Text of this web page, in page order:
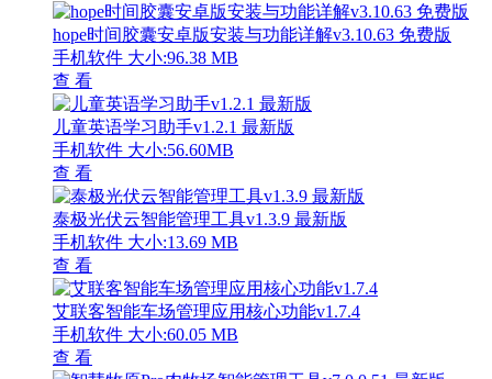
hope时间胶囊安卓版安装与功能详解v3.10.63 免费版
手机软件 大小:96.38 MB
查 看
儿童英语学习助手v1.2.1 最新版
手机软件 大小:56.60MB
查 看
泰极光伏云智能管理工具v1.3.9 最新版
手机软件 大小:13.69 MB
查 看
艾联客智能车场管理应用核心功能v1.7.4
手机软件 大小:60.05 MB
查 看